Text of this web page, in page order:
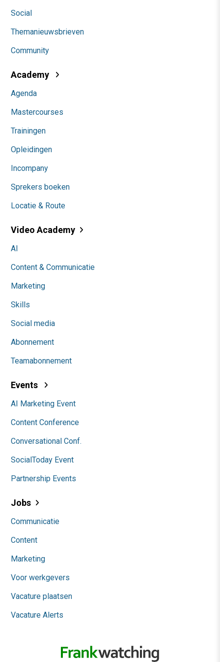
Social
Themanieuwsbrieven
Community
Academy
Agenda
Mastercourses
Trainingen
Opleidingen
Incompany
Sprekers boeken
Locatie & Route
Video Academy
AI
Content & Communicatie
Marketing
Skills
Social media
Abonnement
Teamabonnement
Events
AI Marketing Event
Content Conference
Conversational Conf.
SocialToday Event
Partnership Events
Jobs
Communicatie
Content
Marketing
Voor werkgevers
Vacature plaatsen
Vacature Alerts